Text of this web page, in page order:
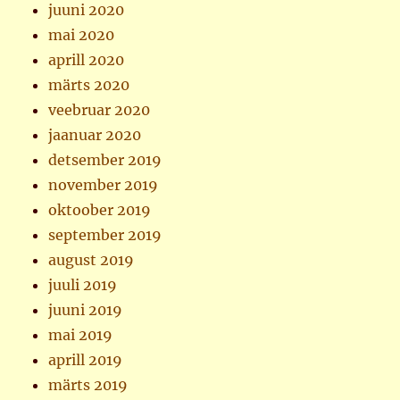
juuni 2020
mai 2020
aprill 2020
märts 2020
veebruar 2020
jaanuar 2020
detsember 2019
november 2019
oktoober 2019
september 2019
august 2019
juuli 2019
juuni 2019
mai 2019
aprill 2019
märts 2019